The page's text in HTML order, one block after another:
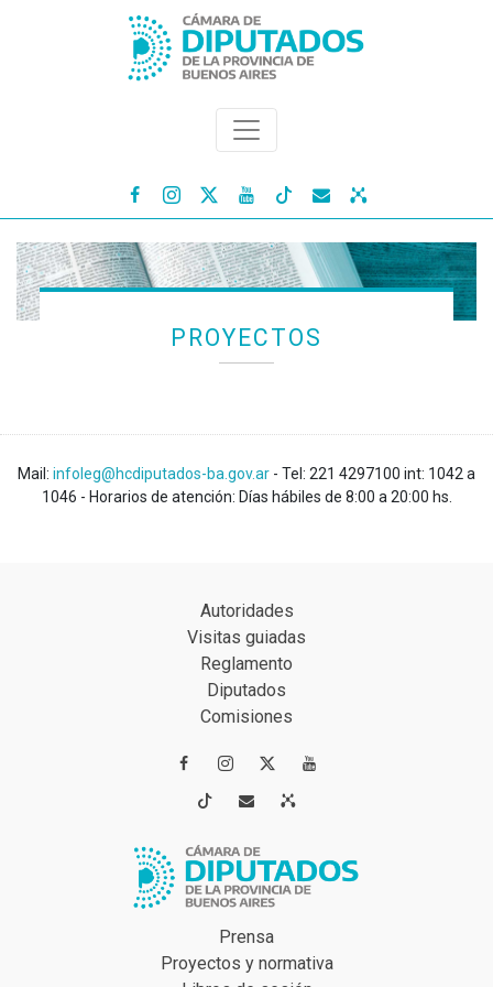
   
PROYECTOS
Mail: infoleg@hcdiputados-ba.gov.ar - Tel: 221 4297100 int: 1042 a
1046 - Horarios de atención: Días hábiles de 8:00 a 20:00 hs.
Autoridades
Visitas guiadas
Reglamento
Diputados
Comisiones
 
 
Prensa
Proyectos y normativa